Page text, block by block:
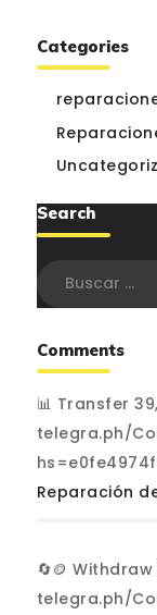
Categories
Search
Comments
📊 Transfer
telegra.ph/
Reparación
🔄🪙
telegra.ph/